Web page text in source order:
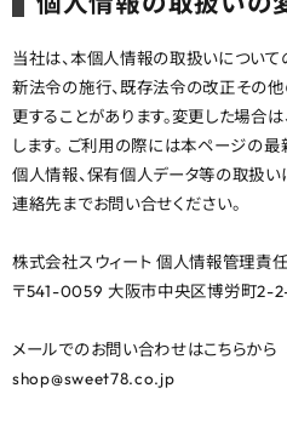
当社は、本個人情報の取扱いについて
新法令の施行、既存法令の改正その他
更することがあります。変更した場合
します。 ご利用の際には本ページの最
個人情報、保有個人データ等の取扱い
連絡先までお問い合せください。
株式会社スウィート 個人情報管理
〒541-0059 大阪市中央区博労町2-
メールでのお問い合わせはこちらから
shop@sweet78.co.jp